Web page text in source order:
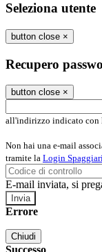
Seleziona utente
button close ×
Recupero
button close ×
all'indirizzo indicato con
Non hai una e-mail
tramite la Login
E-mail inviata, si
Errore
Chiudi